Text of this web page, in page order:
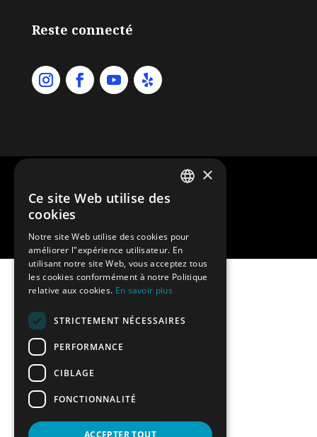
Reste connecté
Droits d’auteur – GenericProductName 2026.
Luggage storage Amsterdam
Site Web de Davey Smit.
Définitivement fermé
Le service de consigne à bagages DropandGo est
définitivement fermé. Nous tenons à remercier tous
nos clients pour leur soutien au fil des années.Si
vous avez des questions ou si vous avez besoin de
plus d’informations, veuillez nous contacter à
GERMAN
×
Ce site Web utilise des
cookies
Notre site Web utilise des cookies pour
améliorer l"expérience utilisateur. En
utilisant notre site Web, vous acceptez tous
les cookies conformément à notre Politique
relative aux cookies. En savoir plus
STRICTEMENT NÉCESSAIRES
PERFORMANCE
CIBLAGE
FONCTIONNALITÉ
ACCEPTER TOUT